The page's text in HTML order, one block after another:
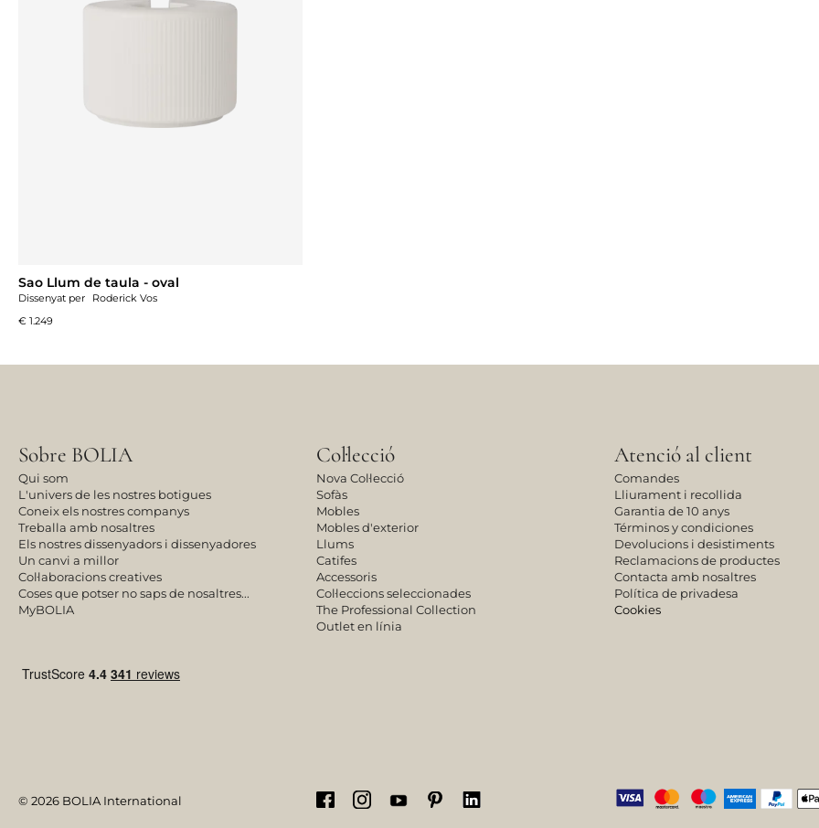
Sao Llum de taula - oval
Dissenyat per
Roderick Vos
€ 1.249
Sobre BOLIA
Qui som
L'univers de les nostres botigues
Coneix els nostres companys
Treballa amb nosaltres
Els nostres dissenyadors i dissenyadores
Un canvi a millor
Col·laboracions creatives
Coses que potser no saps de nosaltres...
MyBOLIA
Col·lecció
Nova Col·lecció
Sofàs
Mobles
Mobles d'exterior
Llums
Catifes
Accessoris
Col·leccions seleccionades
The Professional Collection
Outlet en línia
Atenció al client
Comandes
Lliurament i recollida
Garantia de 10 anys
Términos y condiciones
Devolucions i desistiments
Reclamacions de productes
Contacta amb nosaltres
Política de privadesa
Cookies
© 2026 BOLIA International